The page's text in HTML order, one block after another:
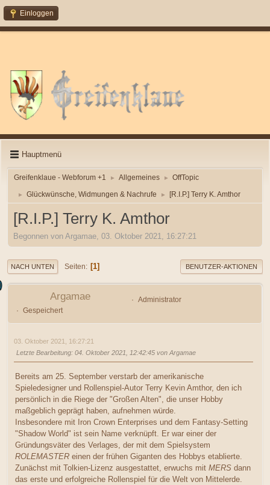
Einloggen
Hauptmenü
Greifenklaue - Webforum +1 ► Allgemeines ► OffTopic
► Glückwünsche, Widmungen & Nachrufe ► [R.I.P.] Terry K. Amthor
[R.I.P.] Terry K. Amthor
Begonnen von Argamae, 03. Oktober 2021, 16:27:21
NACH UNTEN Seiten 1 BENUTZER-AKTIONEN
Argamae
Administrator
Gespeichert
03. Oktober 2021, 16:27:21
Letzte Bearbeitung: 04. Oktober 2021, 12:42:45 von Argamae
Bereits am 25. September verstarb der amerikanische
Spieledesigner und Rollenspiel-Autor Terry Kevin Amthor, den ich
persönlich in die Riege der "Großen Alten", die unser Hobby
maßgeblich geprägt haben, aufnehmen würde.
Insbesondere mit Iron Crown Enterprises und dem Fantasy-Setting
"Shadow World" ist sein Name verknüpft. Er war einer der
Gründungsväter des Verlages, der mit dem Spielsystem
ROLEMASTER einen der frühen Giganten des Hobbys etablierte.
Zunächst mit Tolkien-Lizenz ausgestattet, erwuchs mit MERS dann
das erste und erfolgreiche Rollenspiel für die Welt von Mittelerde.